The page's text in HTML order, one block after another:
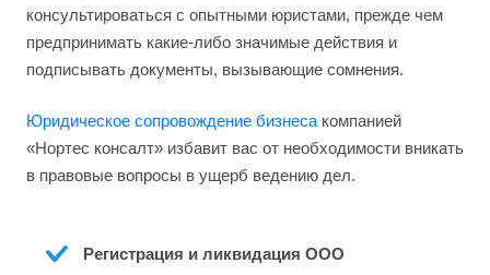
консультироваться с опытными юристами, прежде чем
предпринимать какие-либо значимые действия и
подписывать документы, вызывающие сомнения.
Юридическое сопровождение бизнеса компанией
«Нортес консалт» избавит вас от необходимости вникать
в правовые вопросы в ущерб ведению дел.
Регистрация и ликвидация ООО